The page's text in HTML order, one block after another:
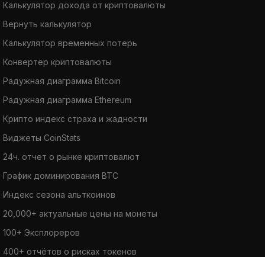
Калькулятор дохода от криптовалюты
Вернуть калькулятор
Калькулятор временных потерь
Конвертер криптовалюты
Радужная диаграмма Bitcoin
Радужная диаграмма Ethereum
Крипто индекс страха и жадности
Виджеты CoinStats
24ч. отчет о рынке криптовалют
График доминирования BTC
Индекс сезона альткоинов
20,000+ актуальные цены на монеты
100+ Эксплореров
400+ отчётов о рисках токенов